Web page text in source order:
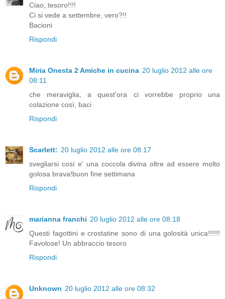
Ciao, tesoro!!!!
Ci si vede a settembre, vero?!!
Bacioni
Rispondi
Miria Onesta 2 Amiche in cucina 20 luglio 2012 alle ore
08:11
che meraviglia, a quest'ora ci vorrebbe proprio una
colazione così, baci
Rispondi
Scarlett: 20 luglio 2012 alle ore 08:17
svegliarsi così e' una coccola divina oltre ad essere molto
golosa brava!buon fine settimana
Rispondi
marianna franchi 20 luglio 2012 alle ore 08:18
Questi fagottini e crostatine sono di una golosità unica!!!!!!
Favolose! Un abbraccio tesoro
Rispondi
Unknown 20 luglio 2012 alle ore 08:32